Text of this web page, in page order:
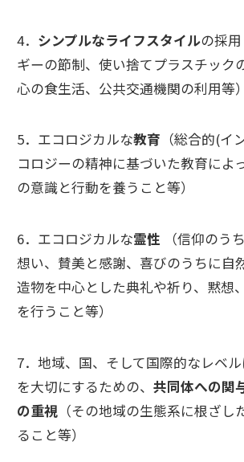
4． シンプルなライフスタイルの採
ギーの節制、使い捨てプラスチック
心の食生活、公共交通機関の利用等）
5．エコロジカルな教育 （総合的(イ
コロジーの精神に基づいた教育によ
の意識と行動を養うこと等）
6．エコロジカルな霊性 （信仰のう
想い、賛美と感謝、喜びのうちに自
造物を中心とした典礼や祈り、黙想
を行うこと等）
7．地域、国、そして国際的なレベ
を大切にするための、 共同体への関
の重視 （その地域の生態系に根ざし
ること等）